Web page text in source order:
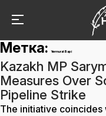
Метка:Yermurat Bapi
Kazakh MP
Measures Over
Pipeline Strike
The initiative coincides